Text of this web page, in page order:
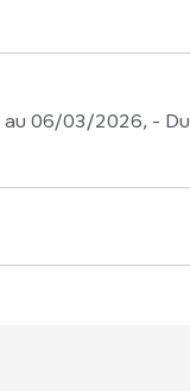
06/03/2026, - Du